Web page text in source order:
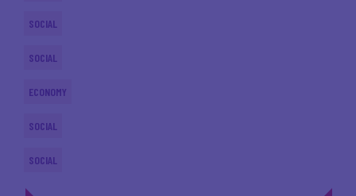
SOCIAL
SOCIAL
ECONOMY
SOCIAL
SOCIAL